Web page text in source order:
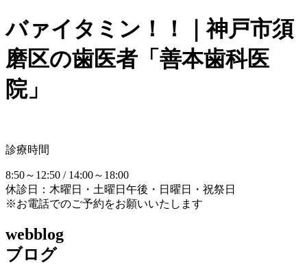
バァイタミン！！｜神戸市須
磨区の歯医者「善本歯科医
院」
診療時間
8:50～12:50 / 14:00～18:00
休診日：木曜日・土曜日午後・日曜日・祝祭日
※お電話でのご予約をお願いいたします
webblog
ブログ